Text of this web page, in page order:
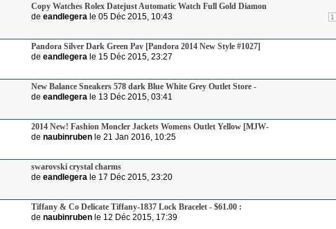
Copy Watches Rolex Datejust Automatic Watch Full Gold Diamon
1
de eandlegera le 05 Déc 2015, 10:43
Pandora Silver Dark Green Pav [Pandora 2014 New Style #1027]
de eandlegera le 15 Déc 2015, 23:27
New Balance Sneakers 578 dark Blue White Grey Outlet Store -
de eandlegera le 13 Déc 2015, 03:41
2014 New! Fashion Moncler Jackets Womens Outlet Yellow [MJW-
de naubinruben le 21 Jan 2016, 10:25
swarovski crystal charms
de eandlegera le 17 Déc 2015, 23:20
Tiffany & Co Delicate Tiffany-1837 Lock Bracelet - $61.00 :
de naubinruben le 12 Déc 2015, 17:39